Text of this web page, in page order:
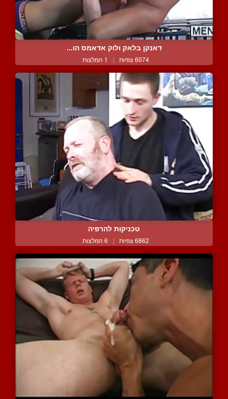
דאנקן בלאק ולוק אדאמס הו...
6074 צפיות | 1 המלצות
טכניקות להרפיה
6862 צפיות | 6 המלצות